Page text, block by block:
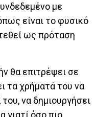
με
είναι το φυσικό
ως πρόταση
θα επιτρέψει σε
τα χρήματά του να
να δημιουργήσει
γιατί όσο πιο